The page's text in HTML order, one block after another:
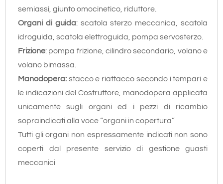
semiassi, giunto omocinetico, riduttore.
Organi di guida: scatola sterzo meccanica, scatola
idroguida, scatola elettroguida, pompa servosterzo.
Frizione: pompa frizione, cilindro secondario, volano e
volano bimassa.
Manodopera: stacco e riattacco secondo i tempari e
le indicazioni del Costruttore, manodopera applicata
unicamente sugli organi ed i pezzi di ricambio
sopraindicati alla voce “organi in copertura”
Tutti gli organi non espressamente indicati non sono
coperti dal presente servizio di gestione guasti
meccanici